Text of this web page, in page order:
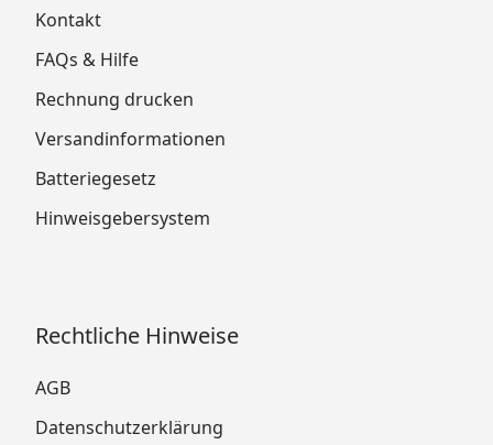
Kontakt
FAQs & Hilfe
Rechnung drucken
Versandinformationen
Batteriegesetz
Hinweisgebersystem
Rechtliche Hinweise
AGB
Datenschutzerklärung